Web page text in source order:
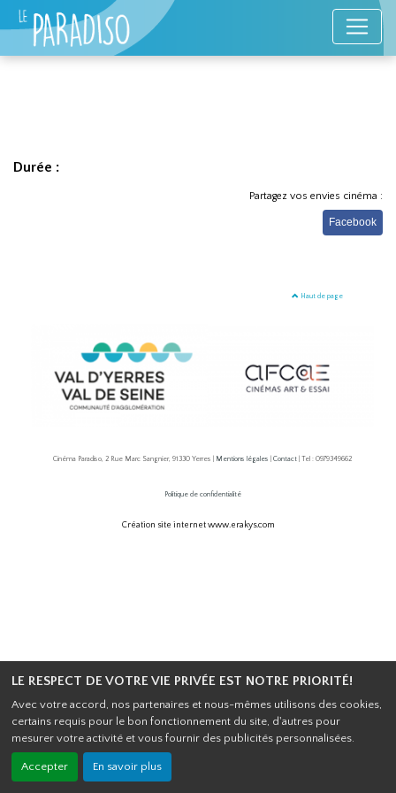
LE RESPECT DE VOTRE VIE PRIVÉE EST NOTRE PRIORITÉ!
Avec votre accord, nos partenaires et nous-mêmes utilisons des cookies,
certains requis pour le bon fonctionnement du site, d'autres pour
mesurer votre activité et vous fournir des publicités personnalisées.
Accepter En savoir plus
Durée :
Partagez vos envies cinéma :
Facebook
Haut de page
Cinéma Paradiso, 2 Rue Marc Sangnier, 91330 Yerres | Mentions légales Contact | Tel : 0979349662
Politique de confidentialité
Création site internet www.erakys.com